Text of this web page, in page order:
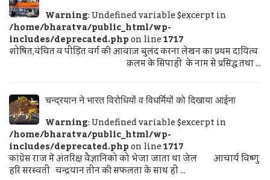
Warning: Undefined variable $excerpt in
/home/bharatva/public_html/wp-
includes/deprecated.phpon line1717
शोषित,वंचित व पीड़ित वर्ग की आवाज़ बुलंद करना लेखन का प्रथम दायित्व
क़लम के सिपाही के नाम से प्रसिद्ध तथा ...
चन्द्रयान ने भारत विरोधियों व विधर्मियों को दिखाया आईना
Warning: Undefined variable $excerpt in
/home/bharatva/public_html/wp-
includes/deprecated.phpon line1717
कांग्रेस राज में अंतरिक्ष वैज्ञानिको को भेजा जाता था जेल आचार्य विष्णु
हरि सरस्वती चन्द्रयान तीन की सफलता के साथ ही ...